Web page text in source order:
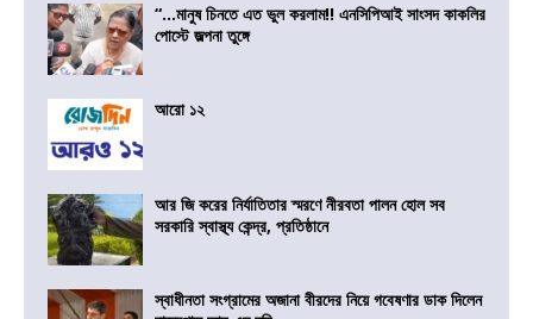
“…মানুষ চিনতে এত ভুল করলাম!! এনসিপিআই সাংসদ কাকলির
পোস্টে জল্পনা তুঙ্গে
আরো ১২
আর জি করের নির্যাতিতার স্মরণে নীরবতা পালন হোল সব
সরকারি স্বাস্থ্য কেন্দ্র, প্রতিষ্ঠানে
স্বাধীনতা সংগ্রামের অজানা বীরদের নিয়ে গবেষণার ডাক দিলেন